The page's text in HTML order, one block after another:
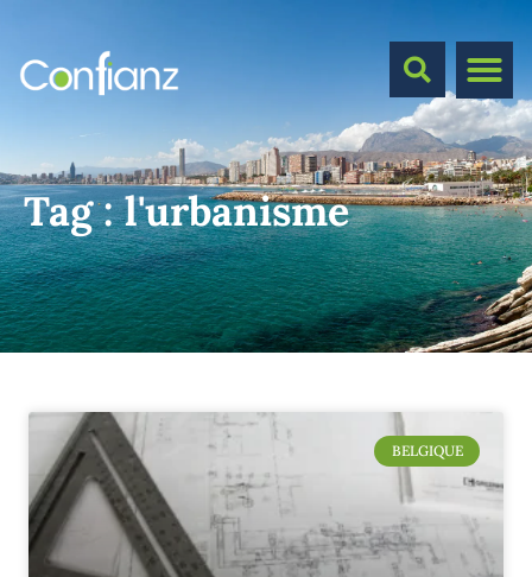
Tag :l'urbanisme
BELGIQUE